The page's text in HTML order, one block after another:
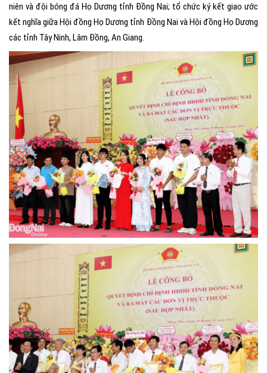
niên và đội bóng đá Họ Dương tỉnh Đồng Nai; tổ chức ký kết giao ước
kết nghĩa giữa Hội đồng Họ Dương tỉnh Đồng Nai và Hội đồng Họ Dương
các tỉnh Tây Ninh, Lâm Đồng, An Giang.